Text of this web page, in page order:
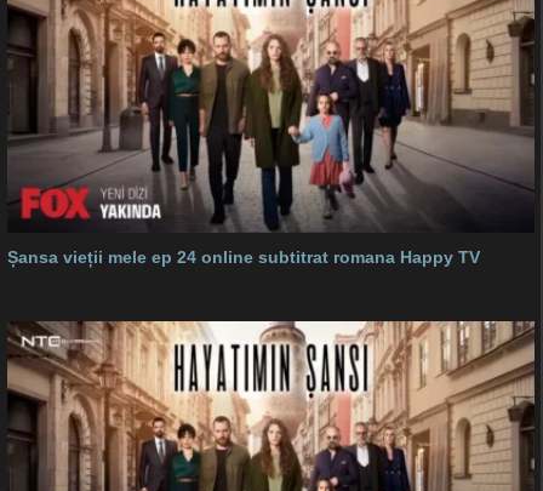
Șansa vieții mele ep 24 online subtitrat romana Happy TV